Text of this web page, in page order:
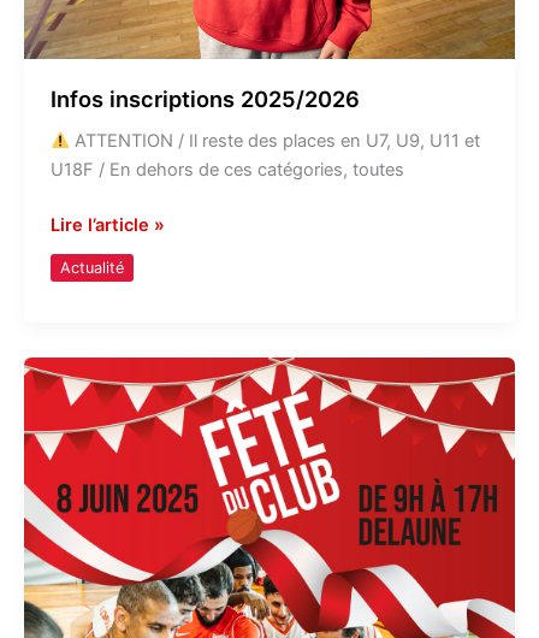
Infos inscriptions 2025/2026
ATTENTION / Il reste des places en U7, U9, U11 et
U18F / En dehors de ces catégories, toutes
Lire l’article »
Actualité
Grande
fête
du
club
dimanche
8
juin
!